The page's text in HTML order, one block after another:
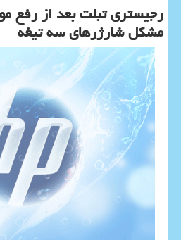
رجیستری تبلت بعد از رفع
مشكل شارژرهای سه تیغه